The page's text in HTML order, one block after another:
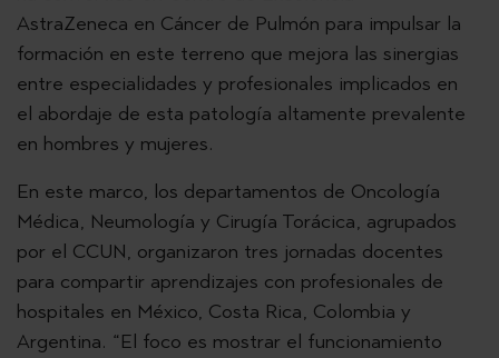
AstraZeneca en Cáncer de Pulmón para impulsar la
formación en este terreno que mejora las sinergias
entre especialidades y profesionales implicados en
el abordaje de esta patología altamente prevalente
en hombres y mujeres.
En este marco, los departamentos de Oncología
Médica, Neumología y Cirugía Torácica, agrupados
por el CCUN, organizaron tres jornadas docentes
para compartir aprendizajes con profesionales de
hospitales en México, Costa Rica, Colombia y
Argentina. “El foco es mostrar el funcionamiento